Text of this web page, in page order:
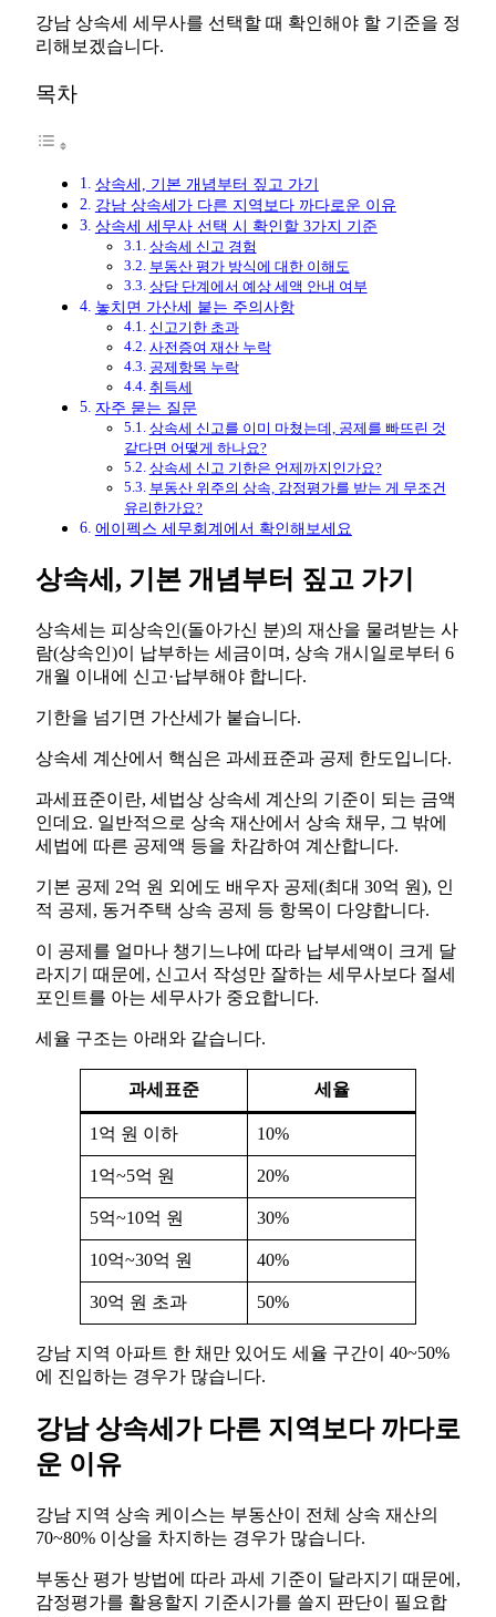
강남 상속세 세무사를 선택할 때 확인해야 할 기준을 정
리해보겠습니다.
목차
상속세, 기본 개념부터 짚고 가기
강남 상속세가 다른 지역보다 까다로운 이유
상속세 세무사 선택 시 확인할 3가지 기준
상속세 신고 경험
부동산 평가 방식에 대한 이해도
상담 단계에서 예상 세액 안내 여부
놓치면 가산세 붙는 주의사항
신고기한 초과
사전증여 재산 누락
공제항목 누락
취득세
자주 묻는 질문
상속세 신고를 이미 마쳤는데, 공제를 빠뜨린 것
같다면 어떻게 하나요?
상속세 신고 기한은 언제까지인가요?
부동산 위주의 상속, 감정평가를 받는 게 무조건
유리한가요?
에이펙스 세무회계에서 확인해보세요
상속세, 기본 개념부터 짚고 가기
상속세는 피상속인(돌아가신 분)의 재산을 물려받는 사
람(상속인)이 납부하는 세금이며, 상속 개시일로부터 6
개월 이내에 신고·납부해야 합니다.
기한을 넘기면 가산세가 붙습니다.
상속세 계산에서 핵심은 과세표준과 공제 한도입니다.
과세표준이란, 세법상 상속세 계산의 기준이 되는 금액
인데요. 일반적으로 상속 재산에서 상속 채무, 그 밖에
세법에 따른 공제액 등을 차감하여 계산합니다.
기본 공제 2억 원 외에도 배우자 공제(최대 30억 원), 인
적 공제, 동거주택 상속 공제 등 항목이 다양합니다.
이 공제를 얼마나 챙기느냐에 따라 납부세액이 크게 달
라지기 때문에, 신고서 작성만 잘하는 세무사보다 절세
포인트를 아는 세무사가 중요합니다.
세율 구조는 아래와 같습니다.
과세표준 세율
1억 원 이하 10%
1억~5억 원 20%
5억~10억 원 30%
10억~30억 원 40%
30억 원 초과 50%
강남 지역 아파트 한 채만 있어도 세율 구간이 40~50%
에 진입하는 경우가 많습니다.
강남 상속세가 다른 지역보다 까다로
운 이유
강남 지역 상속 케이스는 부동산이 전체 상속 재산의
70~80% 이상을 차지하는 경우가 많습니다.
부동산 평가 방법에 따라 과세 기준이 달라지기 때문에,
감정평가를 활용할지 기준시가를 쓸지 판단이 필요합